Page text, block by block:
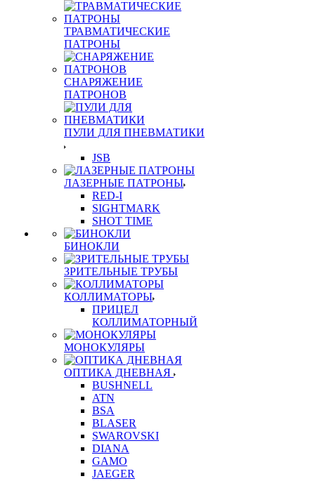
ТРАВМАТИЧЕСКИЕ
ПАТРОНЫ
СНАРЯЖЕНИЕ
ПАТРОНОВ
ПУЛИ ДЛЯ ПНЕВМАТИКИ
JSB
ЛАЗЕРНЫЕ ПАТРОНЫ
RED-I
SIGHTMARK
SHOT TIME
БИНОКЛИ
ЗРИТЕЛЬНЫЕ ТРУБЫ
КОЛЛИМАТОРЫ
ПРИЦЕЛ
КОЛЛИМАТОРНЫЙ
МОНОКУЛЯРЫ
ОПТИКА ДНЕВНАЯ
BUSHNELL
ATN
BSA
BLASER
SWAROVSKI
DIANA
GAMO
JAEGER